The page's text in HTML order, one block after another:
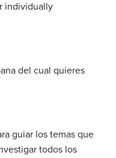
individually
del cual quieres
guiar los temas que
todos los